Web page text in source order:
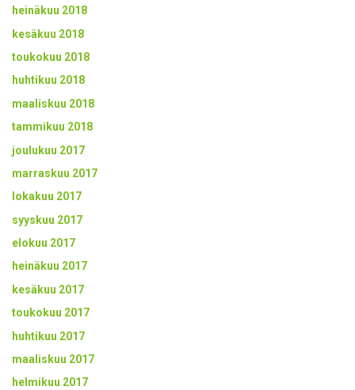
heinäkuu 2018
kesäkuu 2018
toukokuu 2018
huhtikuu 2018
maaliskuu 2018
tammikuu 2018
joulukuu 2017
marraskuu 2017
lokakuu 2017
syyskuu 2017
elokuu 2017
heinäkuu 2017
kesäkuu 2017
toukokuu 2017
huhtikuu 2017
maaliskuu 2017
helmikuu 2017